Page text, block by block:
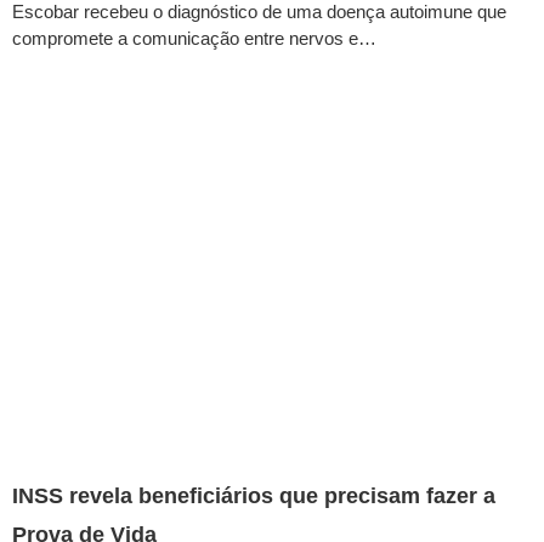
Escobar recebeu o diagnóstico de uma doença autoimune que
compromete a comunicação entre nervos e…
INSS revela beneficiários que precisam fazer a
Prova de Vida